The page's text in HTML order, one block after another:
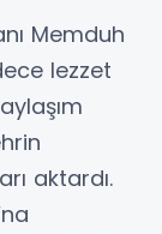
Memduh
lezzet
aktardı.